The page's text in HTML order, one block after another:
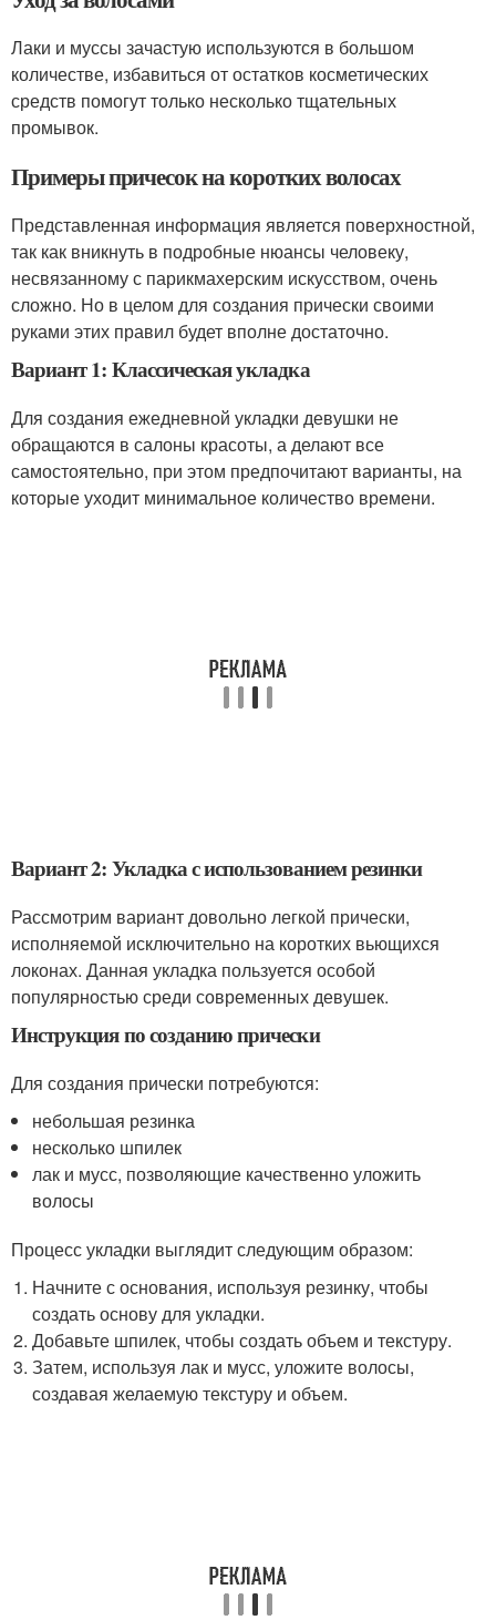
Лаки и муссы зачастую используются в большом
количестве, избавиться от остатков косметических
средств помогут только несколько тщательных
промывок.
Примеры причесок на коротких волосах
Представленная информация является поверхностной,
так как вникнуть в подробные нюансы человеку,
несвязанному с парикмахерским искусством, очень
сложно. Но в целом для создания прически своими
руками этих правил будет вполне достаточно.
Вариант 1: Классическая укладка
Для создания ежедневной укладки девушки не
обращаются в салоны красоты, а делают все
самостоятельно, при этом предпочитают варианты, на
которые уходит минимальное количество времени.
Вариант 2: Укладка с использованием резинки
Рассмотрим вариант довольно легкой прически,
исполняемой исключительно на коротких вьющихся
локонах. Данная укладка пользуется особой
популярностью среди современных девушек.
Инструкция по созданию прически
Для создания прически потребуются:
небольшая резинка
несколько шпилек
лак и мусс, позволяющие качественно уложить
волосы
Процесс укладки выглядит следующим образом:
Начните с основания, используя резинку, чтобы
создать основу для укладки.
Добавьте шпилек, чтобы создать объем и текстуру.
Затем, используя лак и мусс, уложите волосы,
создавая желаемую текстуру и объем.